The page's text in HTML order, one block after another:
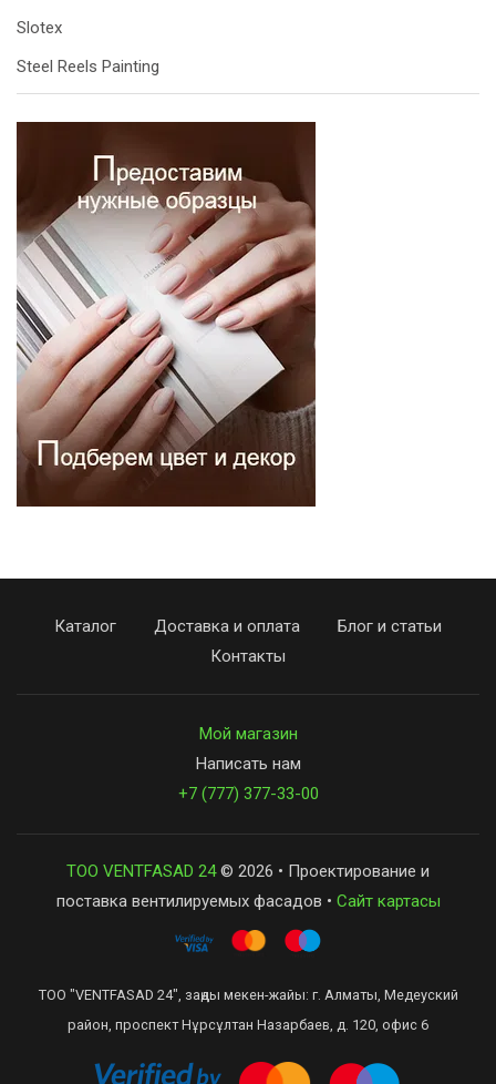
Slotex
Steel Reels Painting
Каталог Доставка и оплата
Блог и статьи
Контакты
Мой магазин
Написать нам
+7 (777) 377-33-00
ТОО VENTFASAD 24© 2026 • Проектирование и
поставка вентилируемых фасадов • Сайт картасы
ТОО "VENTFASAD 24", заңды мекен-жайы: г. Алматы, Медеуский
район, проспект Нұрсұлтан Назарбаев, д. 120, офис 6